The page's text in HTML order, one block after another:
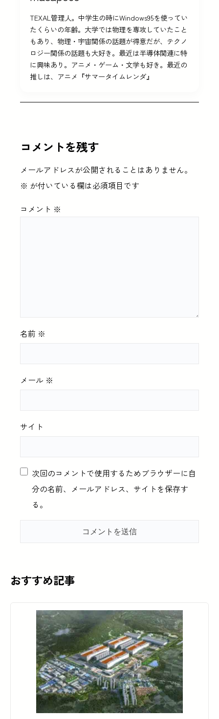
TEXAL管理人。中学生の時にWindows95を使ってい
たくらいの年齢。大学では物理を専攻していたこと
もあり、物理・宇宙関係の話題が得意だが、テクノ
ロジー関係の話題も大好き。最近は半導体関連に特
に興味あり。アニメ・ゲーム・文学も好き。最近の
推しは、アニメ『サマータイムレンダ』
コメントを残す
メールアドレスが公開されることはありません。
※ が付いている欄は必須項目です
コメント ※
名前 ※
メール ※
サイト
次回のコメントで使用するためブラウザーに自
分の名前、メールアドレス、サイトを保存す
る。
おすすめ記事